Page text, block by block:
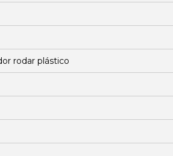
rodar plástico